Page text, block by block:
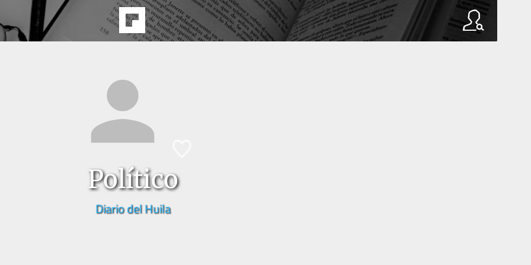
Político
Diario del Huila